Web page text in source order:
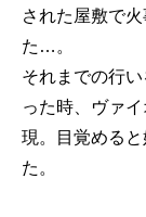
された屋敷で
た…。
それまでの行
った時、ヴァ
現。目覚める
た。